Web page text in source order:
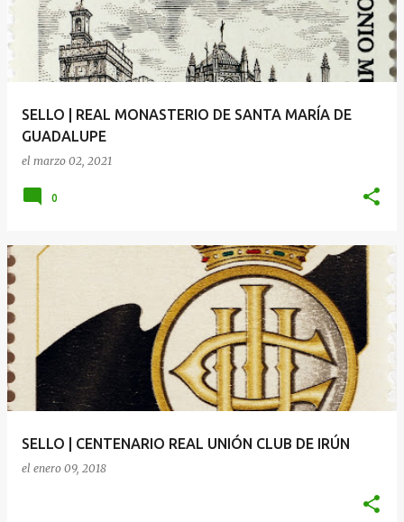
SELLO | REAL MONASTERIO DE SANTA MARÍA DE
GUADALUPE
el marzo 02, 2021
0
SELLO | CENTENARIO REAL UNIÓN CLUB DE IRÚN
el enero 09, 2018